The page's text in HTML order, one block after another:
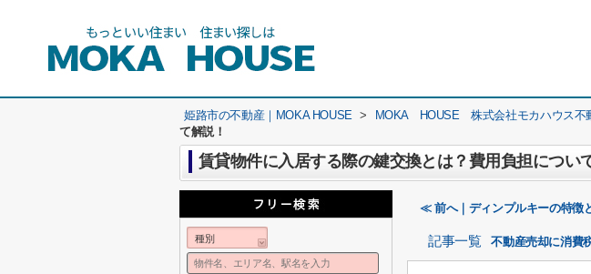
姫路市の不動産｜MOKA HOUSE > MOKA HOUSE 株式会社モカハウス不
て解説！
賃貸物件に入居する際の鍵交換とは？費用負担につい
≪ 前へ｜ディンプルキーの特徴
記事一覧 不動産売却に消費
種別